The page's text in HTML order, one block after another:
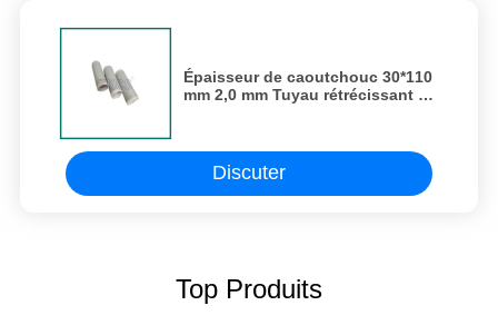
Épaisseur de caoutchouc 30*110
mm 2,0 mm Tuyau rétrécissant à
Discuter
Top Produits